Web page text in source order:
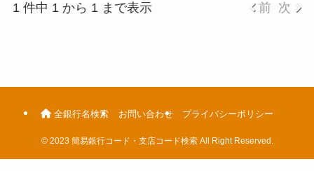
1 件中 1 から 1 まで表示 前 次
全銀行名検索 お問い合わせ プライバシーポリシー
©2023 簡易銀行コード・支店コード検索 All Right Reserved.